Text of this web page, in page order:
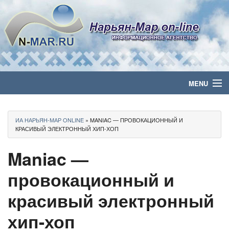
MENU
Политика
Бизнес
Общество
Культура
Медиа
ИА НАРЬЯН-МАР ONLINE » MANIAC — ПРОВОКАЦИОННЫЙ И
КРАСИВЫЙ ЭЛЕКТРОННЫЙ ХИП-ХОП
Maniac —
провокационный и
красивый электронный
хип-хоп